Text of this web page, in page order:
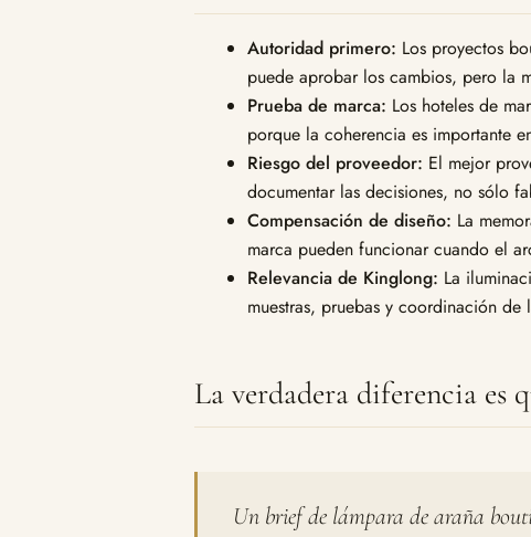
Autoridad primero: Los proyectos
puede aprobar los cambios, pero la
Prueba de marca: Los hoteles de
porque la coherencia es importante
Riesgo del proveedor: El mejor
documentar las decisiones, no sólo
Compensación de diseño: La
marca pueden funcionar cuando el
Relevancia de Kinglong: La
muestras, pruebas y coordinación
La verdadera diferencia es
Un brief de lámpara de araña